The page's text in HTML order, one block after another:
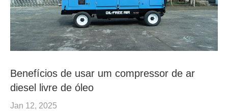
Benefícios de usar um compressor de ar
diesel livre de óleo
Jan 12, 2025